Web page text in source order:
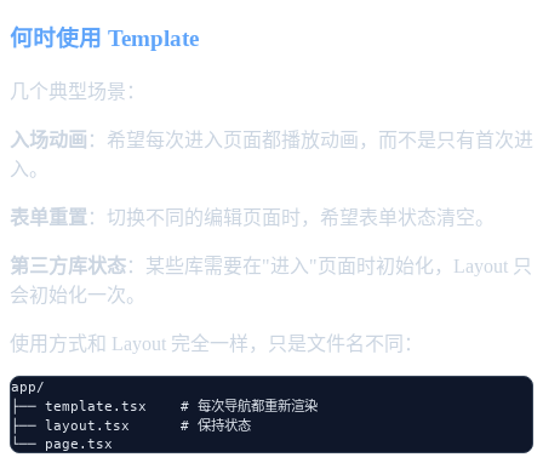
何时使用 Template
几个典型场景：
入场动画 ：希望每次进入页面都播放动画，而不是只有首次进
入。
表单重置 ：切换不同的编辑页面时，希望表单状态清空。
第三方库状态：某些库需要在"进入"页面时初始化，Layout 只
会初始化一次。
使用方式和 Layout 完全一样，只是文件名不同：
app/
├── template.tsx    # 每次导航都重新渲染
├── layout.tsx      # 保持状态